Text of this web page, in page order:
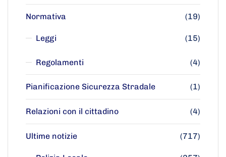
Normativa (19)
Leggi (15)
Regolamenti (4)
Pianificazione Sicurezza Stradale (1)
Relazioni con il cittadino (4)
Ultime notizie (717)